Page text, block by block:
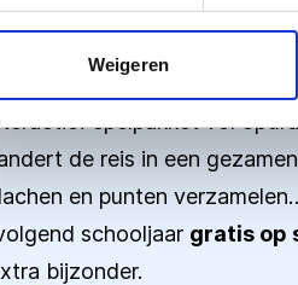
Weigeren
gratis
begint dit jaar niet bij de
spelpakket vol
de reis in een
en punten
schooljaar gratis op
bijzonder.